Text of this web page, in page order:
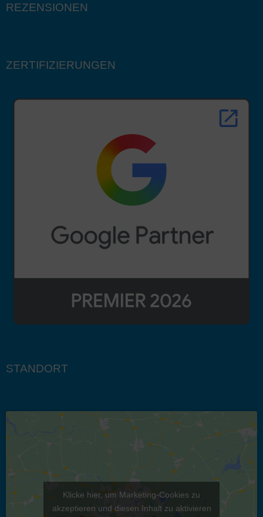
REZENSIONEN
ZERTIFIZIERUNGEN
STANDORT
Klicke hier, um Marketing-Cookies zu
akzeptieren und diesen Inhalt zu aktivieren